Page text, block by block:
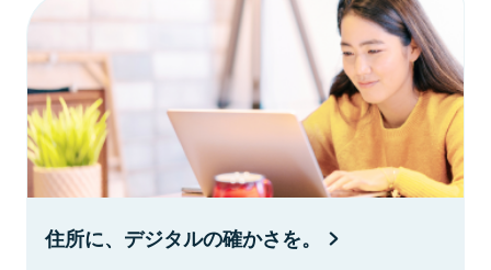
住所に、デジタルの確かさを。